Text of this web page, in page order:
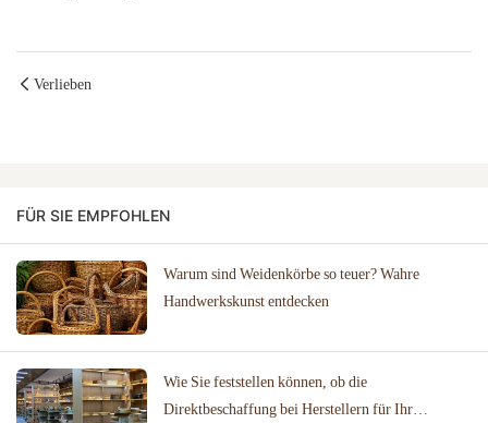
Verlieben
FÜR SIE EMPFOHLEN
Warum sind Weidenkörbe so teuer? Wahre
Handwerkskunst entdecken
Wie Sie feststellen können, ob die
Direktbeschaffung bei Herstellern für Ihr